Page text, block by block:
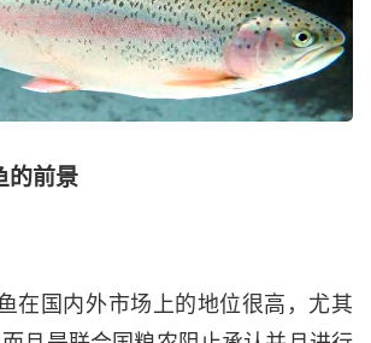
的前景
在国内外市场上的地位很高，尤其